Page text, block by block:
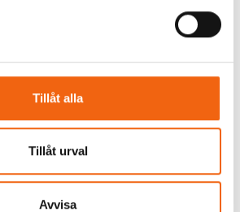
Tillåt alla
Tillåt urval
Avvisa